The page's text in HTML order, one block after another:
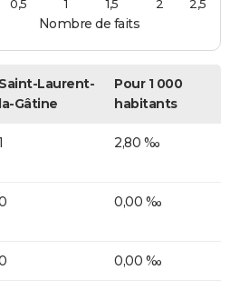
Nombre de faits
0,5 1 1,5 2 2,5
Saint-Laurent-
la-Gâtine
Pour 1 000
habitants
2,80 ‰
0,00 ‰
0,00 ‰